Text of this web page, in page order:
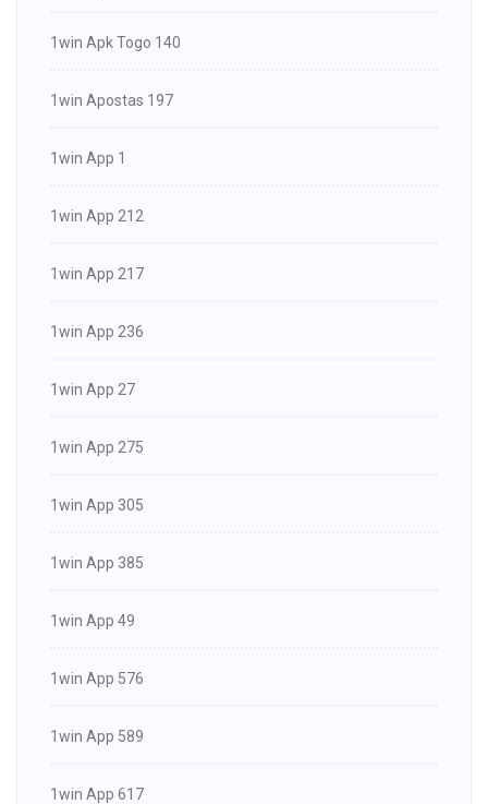
1win Apk Togo 140
1win Apostas 197
1win App 1
1win App 212
1win App 217
1win App 236
1win App 27
1win App 275
1win App 305
1win App 385
1win App 49
1win App 576
1win App 589
1win App 617